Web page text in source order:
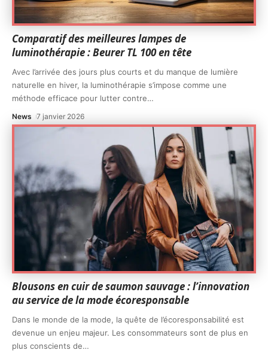
Comparatif des meilleures lampes de
luminothérapie : Beurer TL 100 en tête
Avec l’arrivée des jours plus courts et du manque de lumière
naturelle en hiver, la luminothérapie s’impose comme une
méthode efficace pour lutter contre…
News 7 janvier 2026
Blousons en cuir de saumon sauvage : l’innovation
au service de la mode écoresponsable
Dans le monde de la mode, la quête de l’écoresponsabilité est
devenue un enjeu majeur. Les consommateurs sont de plus en
plus conscients de…